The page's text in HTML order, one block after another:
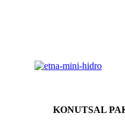
KONUTSAL